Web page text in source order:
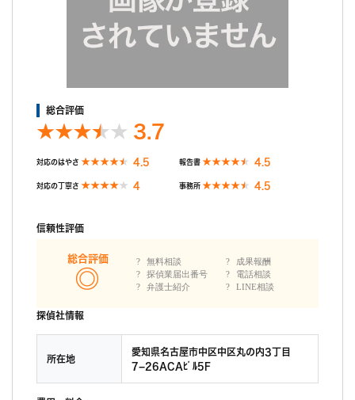
璧でした。調査が終わってからも何度も相談に乗っていただき申
し訳なかったです。
総合評価
3.7
対応のはやさ 4.5 報告書 4.5
対応の丁寧さ 4 事務所 4.5
信頼性評価
総合評価
無料相談
探偵業届出番号
弁護士紹介
成果報酬
電話相談
LINE相談
探偵社情報
所在地
愛知県名古屋市中区中区丸の内3丁目
7−26ACAﾋﾞﾙ5F